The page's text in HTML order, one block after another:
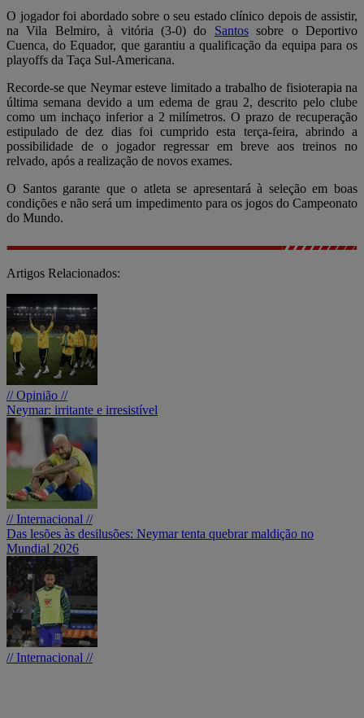
O jogador foi abordado sobre o seu estado clínico depois de assistir,
na Vila Belmiro, à vitória (3-0) do Santossobre o Deportivo
Cuenca, do Equador, que garantiu a qualificação da equipa para os
playoffs da Taça Sul-Americana.
Recorde-se que Neymar esteve limitado a trabalho de fisioterapia na
última semana devido a um edema de grau 2, descrito pelo clube
como um inchaço inferior a 2 milímetros. O prazo de recuperação
estipulado de dez dias foi cumprido esta terça-feira, abrindo a
possibilidade de o jogador regressar em breve aos treinos no
relvado, após a realização de novos exames.
O Santos garante que o atleta se apresentará à seleção em boas
condições e não será um impedimento para os jogos do Campeonato
do Mundo.
Artigos Relacionados:
// Opinião //
Neymar: irritante e irresistível
// Internacional //
Das lesões às desilusões: Neymar tenta quebrar maldição no
Mundial 2026
// Internacional //